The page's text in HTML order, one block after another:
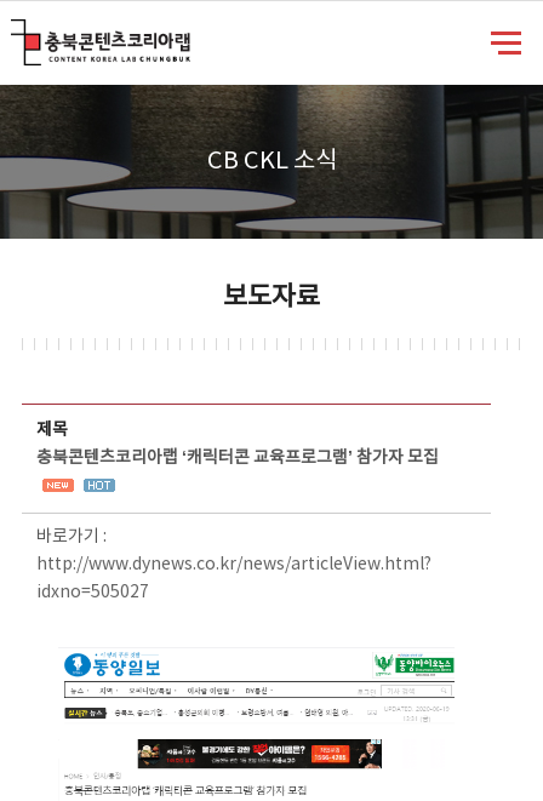
CB CKL 소식
보도자료
제목
충북콘텐츠코리아랩 ‘캐릭터콘 교육프로그램’ 참가자 모집
바로가기 :
http://www.dynews.co.kr/news/articleView.html?
idxno=505027